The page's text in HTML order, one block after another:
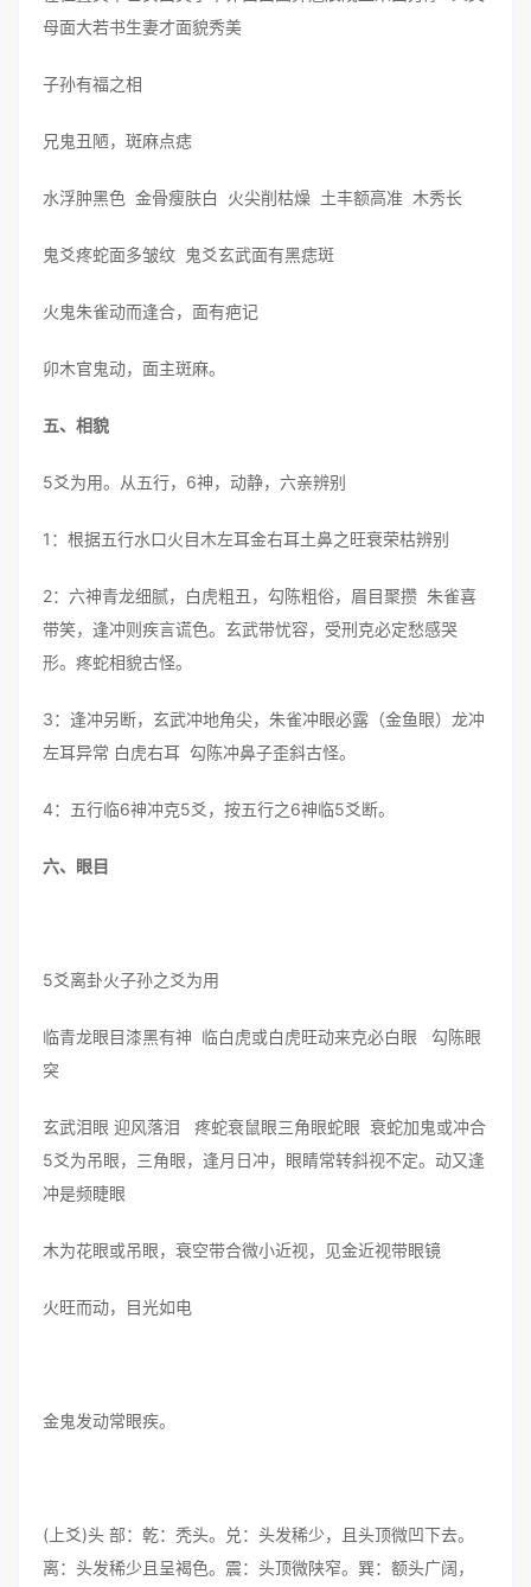
母面大若书生妻才面貌秀美
子孙有福之相
兄鬼丑陋，斑麻点痣
水浮肿黑色 金骨瘦肤白 火尖削枯燥 土丰额高准 木秀长
鬼爻疼蛇面多皱纹 鬼爻玄武面有黑痣斑
火鬼朱雀动而逢合，面有疤记
卯木官鬼动，面主斑麻。
五、相貌
5爻为用。从五行，6神，动静，六亲辨别
1：根据五行水口火目木左耳金右耳土鼻之旺衰荣枯辨别
2：六神青龙细腻，白虎粗丑，勾陈粗俗，眉目聚攒 朱雀喜
带笑，逢冲则疾言谎色。玄武带忧容，受刑克必定愁感哭
形。疼蛇相貌古怪。
3：逢冲另断，玄武冲地角尖，朱雀冲眼必露（金鱼眼）龙冲
左耳异常 白虎右耳 勾陈冲鼻子歪斜古怪。
4：五行临6神冲克5爻，按五行之6神临5爻断。
六、眼目
5爻离卦火子孙之爻为用
临青龙眼目漆黑有神 临白虎或白虎旺动来克必白眼 勾陈眼
突
玄武泪眼 迎风落泪 疼蛇衰鼠眼三角眼蛇眼 衰蛇加鬼或冲合
5爻为吊眼，三角眼，逢月日冲，眼睛常转斜视不定。动又逢
冲是频睫眼
木为花眼或吊眼，衰空带合微小近视，见金近视带眼镜
火旺而动，目光如电
金鬼发动常眼疾。
(上爻)头 部：乾：秃头。兑：头发稀少，且头顶微凹下去。
离：头发稀少且呈褐色。震：头顶微陕窄。巽：额头广阔，